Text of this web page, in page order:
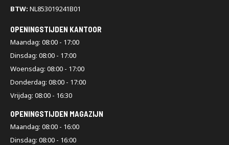
BTW: NL853019241B01
OPENINGSTIJDEN KANTOOR
Maandag: 08:00 - 17:00
Dinsdag: 08:00 - 17:00
Woensdag: 08:00 - 17:00
Donderdag: 08:00 - 17:00
Vrijdag: 08:00 - 16:30
OPENINGSTIJDEN MAGAZIJN
Maandag: 08:00 - 16:00
Dinsdag: 08:00 - 16:00